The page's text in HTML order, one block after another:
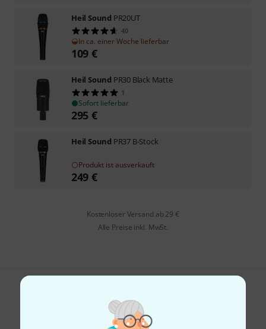
Heil Sound PR20UT
40
In ca. einer Woche lieferbar
109 €
Heil Sound PR30 Black Matte
1
Sofort lieferbar
295 €
Heil Sound PR37 B-Stock
Produkt ist ausverkauft
249 €
Kostenloser Versand ab 29 €
Alle Preise inkl. MwSt.
Gefällt Ihnen, was Sie sehen?
Hilfe & Feedback